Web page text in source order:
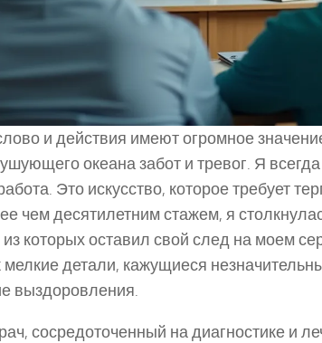
и действия имеют огромное
океана забот и тревог. Я
Это искусство, которое требует
чем десятилетним стажем, я
которых оставил свой след на моем
детали, кажущиеся
выздоровления.
сосредоточенный на диагностике и